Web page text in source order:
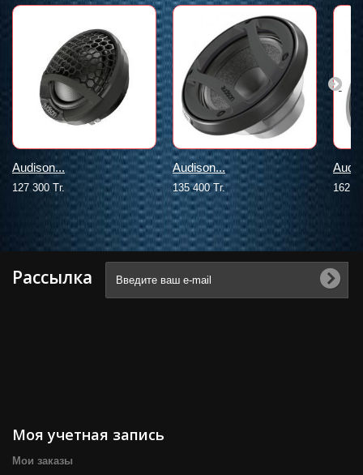
Audison...
127 300 Тг.
Audison...
135 400 Тг. 162
Рассылка
Моя учетная запись
Мои заказы